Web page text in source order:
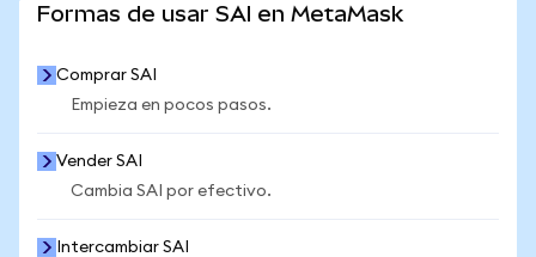
Formas de usar SAI en MetaMask
Comprar SAI
Empieza en pocos pasos.
Vender SAI
Cambia SAI por efectivo.
Intercambiar SAI